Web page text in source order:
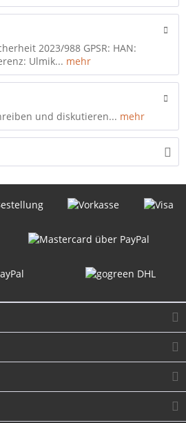
2023/988 GPSR: HAN:
Ulmik... mehr
und diskutieren... mehr